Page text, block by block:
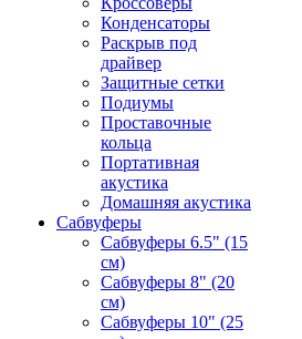
Конденсаторы
Раскрыв под
драйвер
Защитные сетки
Подиумы
Проставочные
кольца
Портативная
акустика
Домашняя акустика
Сабвуферы
Сабвуферы 6.5" (15
см)
Сабвуферы 8" (20
см)
Сабвуферы 10" (25